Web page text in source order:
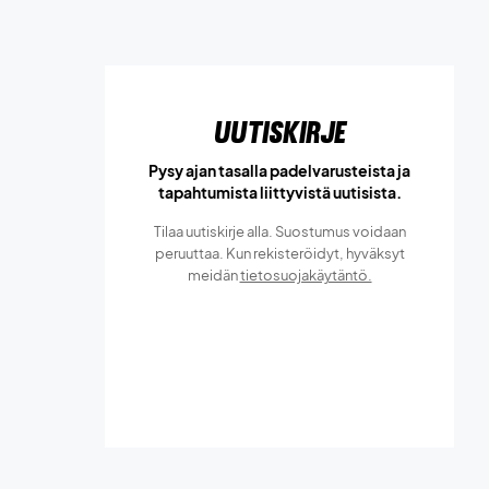
Uutiskirje
Pysy ajan tasalla padelvarusteista ja
tapahtumista liittyvistä uutisista.
Tilaa uutiskirje alla. Suostumus voidaan
peruuttaa. Kun rekisteröidyt, hyväksyt
meidäntietosuojakäytäntö.